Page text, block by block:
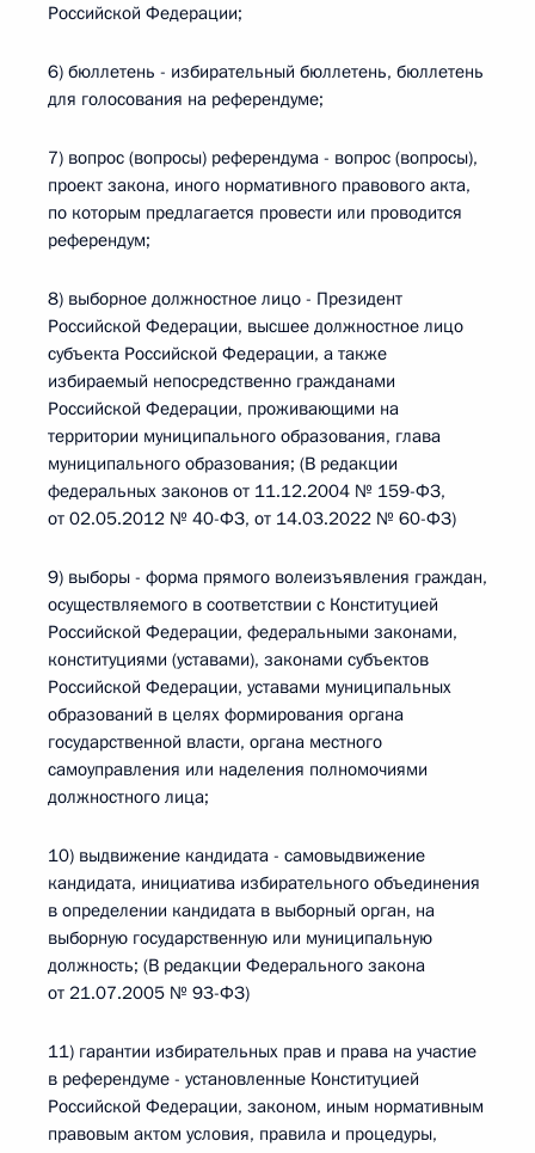
Российской Федерации;
6) бюллетень - избирательный бюллетень, бюллетень
для голосования на референдуме;
7) вопрос (вопросы) референдума - вопрос (вопросы),
проект закона, иного нормативного правового акта,
по которым предлагается провести или проводится
референдум;
8) выборное должностное лицо - Президент
Российской Федерации, высшее должностное лицо
субъекта Российской Федерации, а также
избираемый непосредственно гражданами
Российской Федерации, проживающими на
территории муниципального образования, глава
муниципального образования; (В редакции
федеральных законов от 11.12.2004 № 159-ФЗ,
от 02.05.2012 № 40-ФЗ, от 14.03.2022 № 60-ФЗ)
9) выборы - форма прямого волеизъявления граждан,
осуществляемого в соответствии с Конституцией
Российской Федерации, федеральными законами,
конституциями (уставами), законами субъектов
Российской Федерации, уставами муниципальных
образований в целях формирования органа
государственной власти, органа местного
самоуправления или наделения полномочиями
должностного лица;
10) выдвижение кандидата - самовыдвижение
кандидата, инициатива избирательного объединения
в определении кандидата в выборный орган, на
выборную государственную или муниципальную
должность; (В редакции Федерального закона
от 21.07.2005 № 93-ФЗ)
11) гарантии избирательных прав и права на участие
в референдуме - установленные Конституцией
Российской Федерации, законом, иным нормативным
правовым актом условия, правила и процедуры,